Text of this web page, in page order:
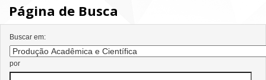
Página de Busca
Buscar em:
por